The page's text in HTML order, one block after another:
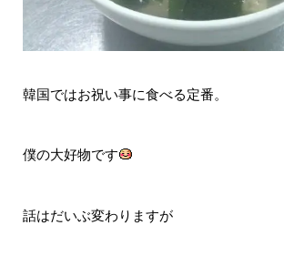
韓国ではお祝い事に食べる定番。
僕の大好物です
話はだいぶ変わりますが